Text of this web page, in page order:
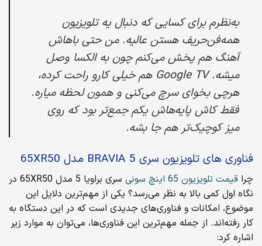
به‌نظرم برای کسایی که دنبال یه تلویزیون
همه‌فن‌حریف هستن عالیه. من حتی باهاش
آهنگ هم پخش می‌کنم چون به الکسا وصل
میشه. Google TV هم خیلی کارو راحت کرده،
هرچی بخوای سرچ می‌کنی و همون لحظه میاره.
فقط کاش پایه‌هاش یکم جمع‌تر بود که روی
میز کوچیک‌تر هم جا بشه.
فناوری های تلویزیون سری BRAVIA 5 مدل 65XR50
چرا قیمت تلویزیون 65 اینچ سونی
سری براویا 5 مدل 65XR50 در
نگاه اول کمی بالا به نظر می‌رسد؟ یکی از مهم‌ترین دلایل این
موضوع، امکانات و فناوری‌های جدیدی است که در این دستگاه به
کار رفته‌اند. از جمله مهم‌ترین این فناوری‌ها، می‌توان به موارد زیر
اشاره کرد: